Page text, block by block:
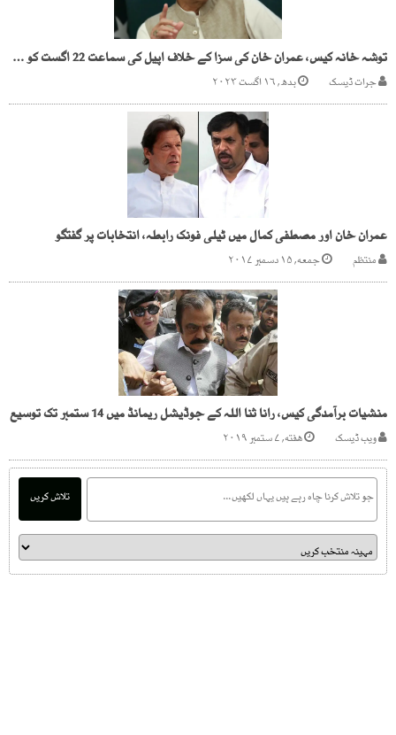
توشہ خانہ کیس، عمران خان کی سزا کے خلاف اپیل کی سماعت 22 اگست کو ہوگی
جرات ڈیسک بدھ, ۱۶ اگست ۲۰۲۳
عمران خان اور مصطفی کمال میں ٹیلی فونک رابطہ، انتخابات پر گفتگو
منتظم جمعه, ۱۵ دسمبر ۲۰۱۷
منشیات برآمدگی کیس، رانا ثنا اللہ کے جوڈیشل ریمانڈ میں 14 ستمبر تک توسیع
ویب ڈیسک هفته, ۷ ستمبر ۲۰۱۹
تلاش کریں